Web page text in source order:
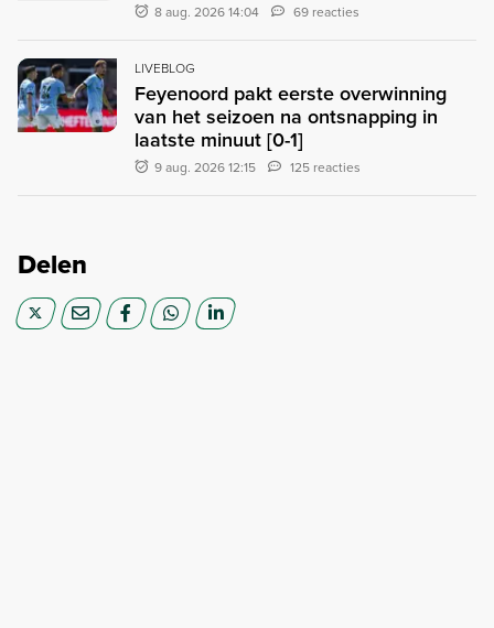
8 aug. 2026 14:04 69 reacties
LIVEBLOG
Feyenoord pakt eerste overwinning
van het seizoen na ontsnapping in
laatste minuut [0-1]
9 aug. 2026 12:15 125 reacties
Delen